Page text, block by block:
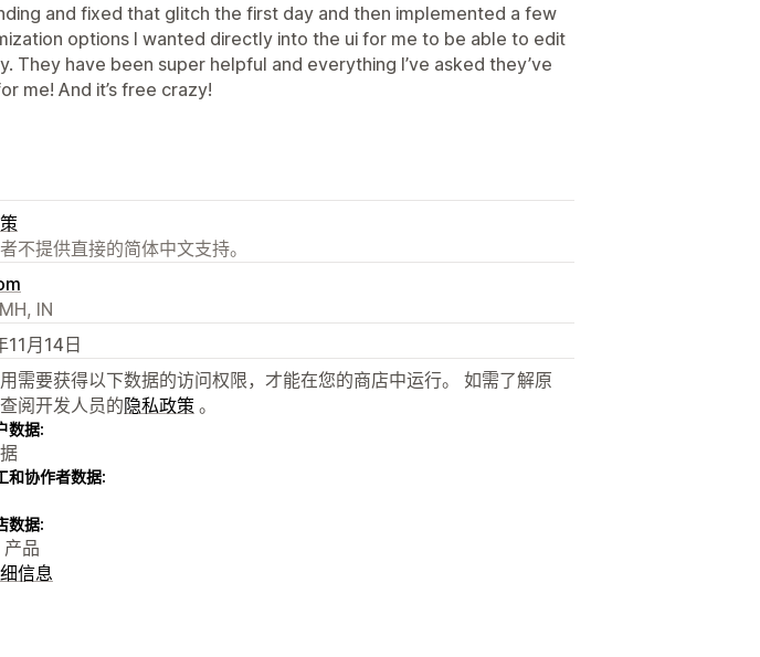
and fixed that glitch the first day and then implemented a few
options I wanted directly into the ui for me to be able to edit
They have been super helpful and everything I’ve asked they’ve
me! And it’s free crazy!
不提供直接的简体中文支持。
IN
11月14日
需要获得以下数据的访问权限，才能在您的商店中运行。 如需了解原
阅开发人员的隐私政策 。
数据:
和协作者数据:
数据:
产品
信息